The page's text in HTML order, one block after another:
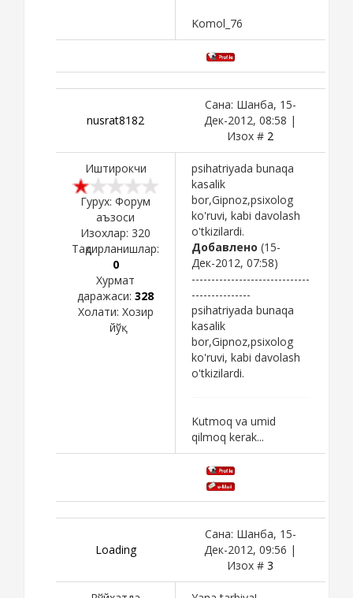
Komol_76
nusrat8182
Сана: Шанба, 15-
Дек-2012, 08:58 |
Изох # 2
Иштирокчи
Гурух: Форум
аъзоси
Изохлар: 320
Тақдирланишлар:
0
Хурмат
даражаси: 328
Холати: Хозир
йўқ
psihatriyada bunaqa
kasalik
bor,Gipnoz,psixolog
ko'ruvi, kabi davolash
o'tkizilardi.
Добавлено (15-
Дек-2012, 07:58)
------------------------------
---------------
psihatriyada bunaqa
kasalik
bor,Gipnoz,psixolog
ko'ruvi, kabi davolash
o'tkizilardi.
Kutmoq va umid
qilmoq kerak...
Loading
Сана: Шанба, 15-
Дек-2012, 09:56 |
Изох # 3